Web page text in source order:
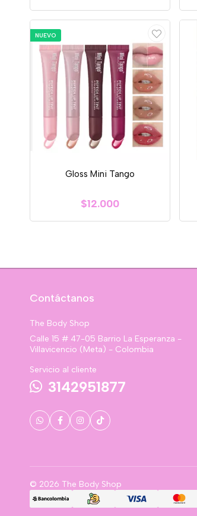
NUEVO
Gloss Mini Tango
$12.000
Contáctanos
The Body Shop
Calle 15 # 47-05 Barrio La Esperanza -
Villavicencio (Meta) - Colombia
Servicio al cliente
3142951877
© 2026 The Body Shop